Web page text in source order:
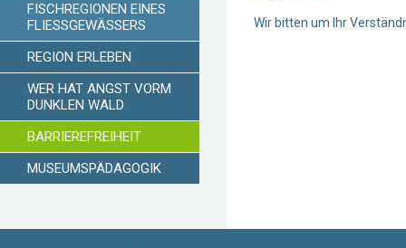
Wir bitten um Ihr
FISCHREGIONEN EINES
FLIESSGEWÄSSERS
REGION ERLEBEN
WER HAT ANGST VORM
DUNKLEN WALD
BARRIEREFREIHEIT
MUSEUMSPÄDAGOGIK